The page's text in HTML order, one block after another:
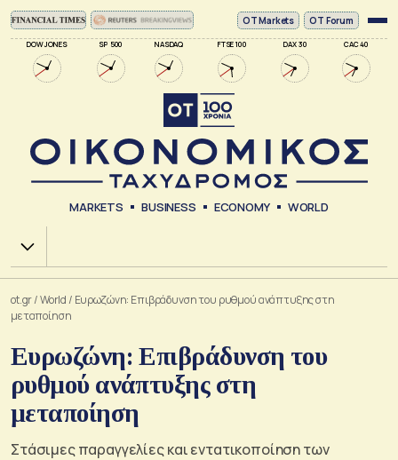
DOW JONES SP 500 NASDAQ FTSE 100 DAX 30 CAC 40
ΟΤ Markets OT Forum
MARKETS BUSINESS ECONOMY WORLD
Χ.Α.
ot.gr/World / Ευρωζώνη: Επιβράδυνση του ρυθμού ανάπτυξης στη
μεταποίηση
Ευρωζώνη: Επιβράδυνση του
ρυθμού ανάπτυξης στη
μεταποίηση
Στάσιμες παραγγελίες και εντατικοποίηση των